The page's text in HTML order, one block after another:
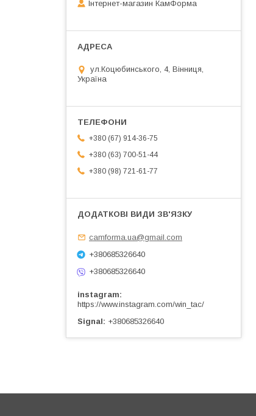
Інтернет-магазин КамФорма
ул.Коцюбинського, 4, Вінниця,
Україна
+380 (67) 914-36-75
+380 (63) 700-51-44
+380 (98) 721-61-77
camforma.ua@gmail.com
+380685326640
+380685326640
instagram
https://www.instagram.com/win_tac/
Signal
+380685326640